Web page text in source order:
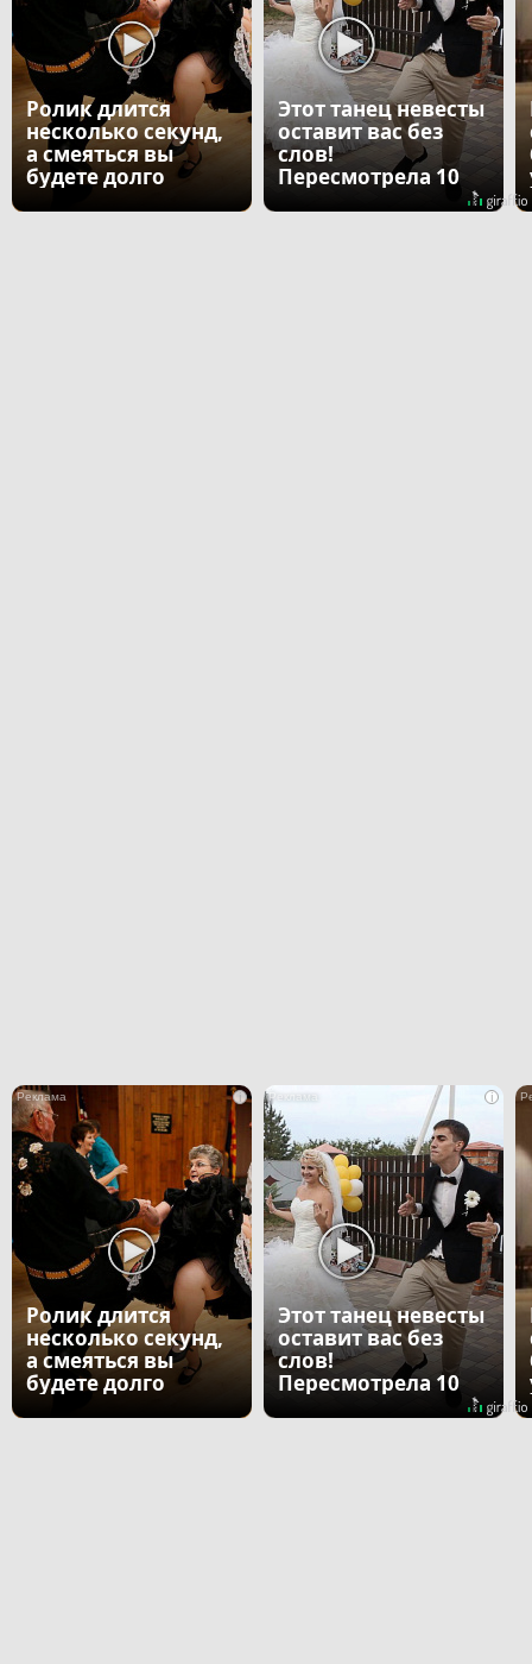
Ролик длится
несколько секунд,
а смеяться вы
будете долго
Этот танец невесты
оставит вас без
слов!
Пересмотрела 10
i
Ролик длится
несколько секунд,
а смеяться вы
будете долго
i
Этот танец невесты
оставит вас без
слов!
Пересмотрела 10